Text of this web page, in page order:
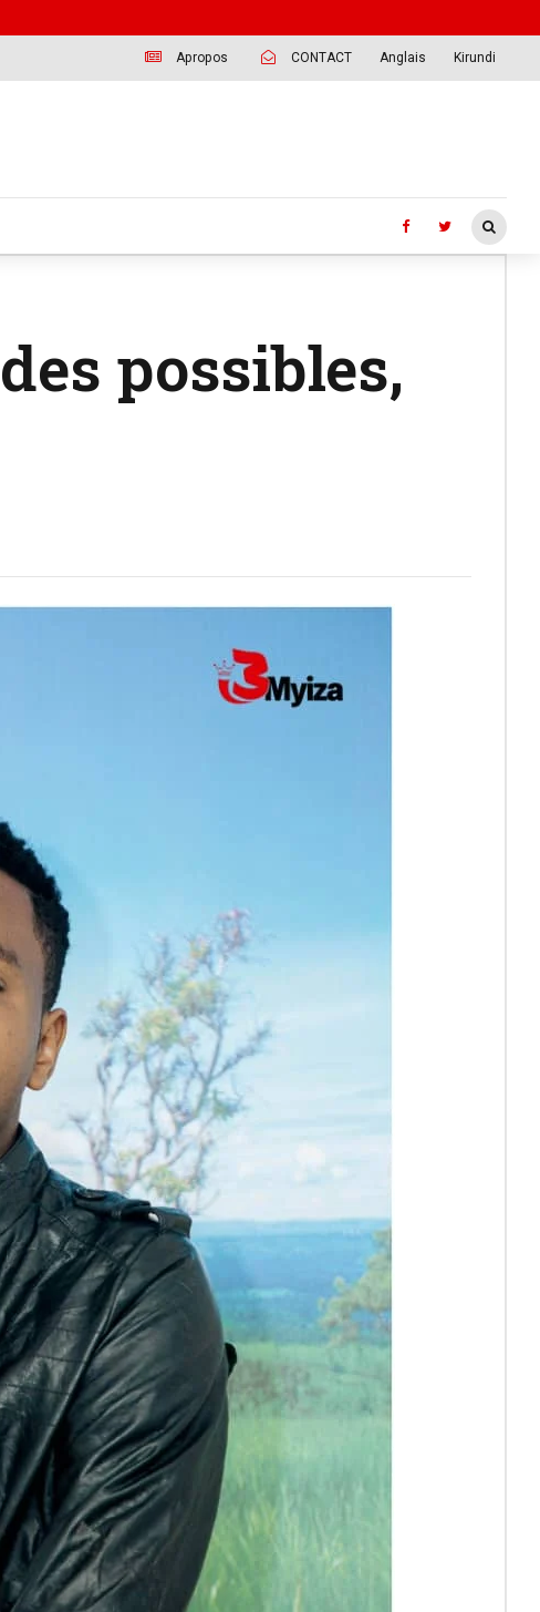
Apropos CONTACT Anglais Kirundi
possibles,